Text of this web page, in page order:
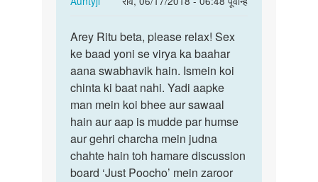
to
Yoni
se
sperm
bahar
ku
ajata…
by
Ritu
Arey
Ritu
beta,
please
relax…
Arey Ritu beta, please relax! Sex
ke baad yoni se virya ka baahar
aana swabhavik hain. Ismein koi
chinta ki baat nahi. Yadi aapke
man mein koi bhee aur sawaal
hain aur aap is mudde par humse
aur gehri charcha mein judna
chahte hain toh hamare discussion
board ‘Just Poocho’ mein zaroor